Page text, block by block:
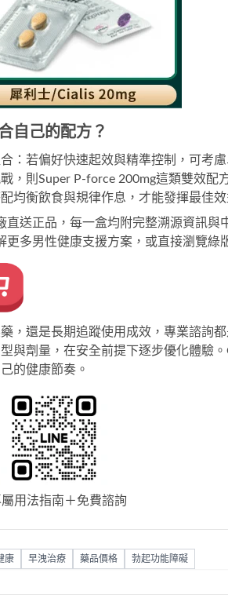
自己的配方？
：若偏好快速起效與精準控制，可考
，則 Super P-force 200mg這類雙效配
均衡飲食與規律作息，才能發揮最佳效
直送正品，每一盒均附完整溯源資訊與
更多男性健康支援方案，或直接瀏覽綠
，還是長期追蹤使用成效，專業諮詢
與劑量，在安全前提下逐步優化體驗
的健康節奏。
用法指南＋免費諮詢
康 早洩治療 藥品價格 勃起功能障礙